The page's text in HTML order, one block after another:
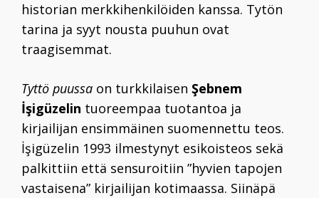
historian merkkihenkilöiden kanssa. Tytön
tarina ja syyt nousta puuhun ovat
traagisemmat.
Tyttö puussa on turkkilaisen Şebnem
İşigüzelin tuoreempaa tuotantoa ja
kirjailijan ensimmäinen suomennettu teos.
İşigüzelin 1993 ilmestynyt esikoisteos sekä
palkittiin että sensuroitiin ”hyvien tapojen
vastaisena” kirjailijan kotimaassa. Siinäpä